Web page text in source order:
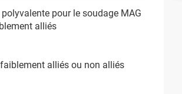
pour le soudage MAG
alliés
alliés ou non alliés